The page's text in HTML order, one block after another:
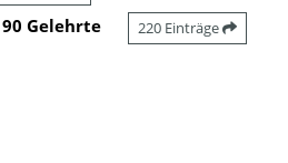
90 Gelehrte 220 Einträge